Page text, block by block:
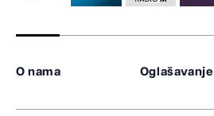
O nama Oglašavanje